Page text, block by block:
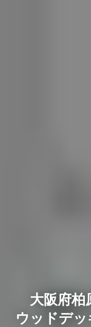
大阪府柏
ウッドデ